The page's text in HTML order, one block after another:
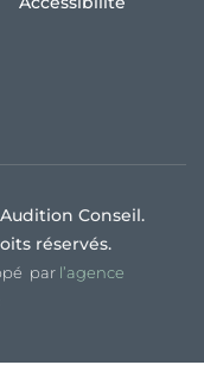
Conseil.
réservés.
par l’agence